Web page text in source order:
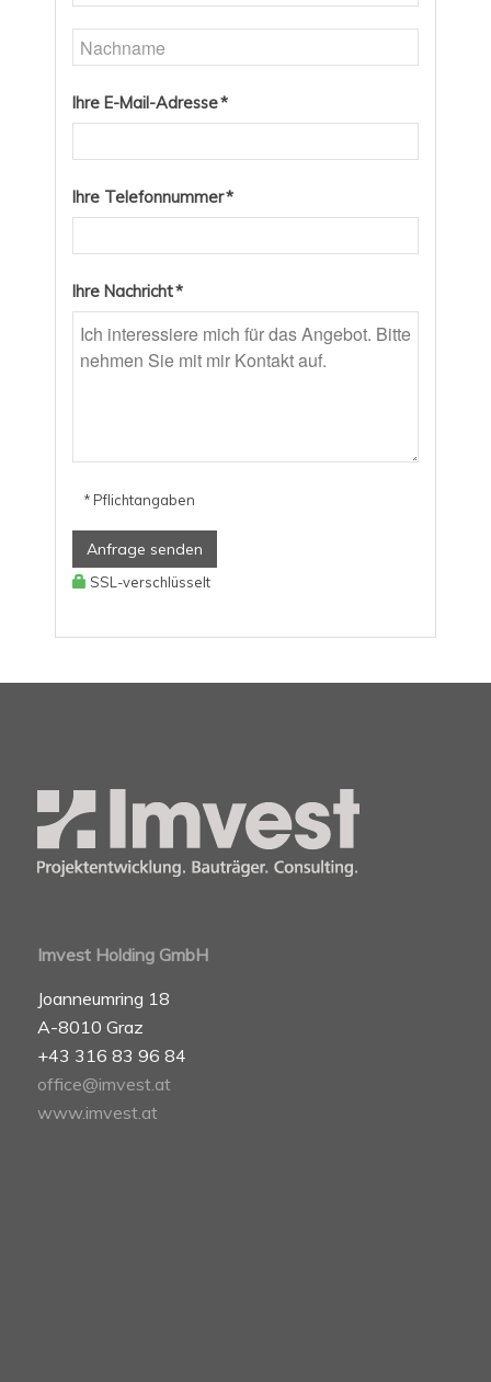
Ihre E-Mail-Adresse *
Ihre Telefonnummer *
Ihre Nachricht *
* Pflichtangaben
Anfrage senden
SSL-verschlüsselt
Imvest Holding GmbH
Joanneumring 18
A-8010 Graz
+43 316 83 96 84
office@imvest.at
www.imvest.at